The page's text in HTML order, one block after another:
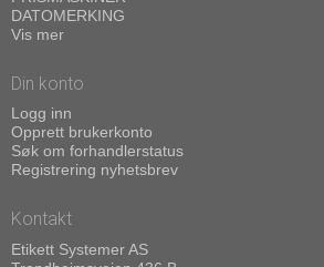
DATOMERKING
Vis mer
Din konto
Logg inn
Opprett brukerkonto
Søk om forhandlerstatus
Registrering nyhetsbrev
Kontakt
Etikett Systemer AS